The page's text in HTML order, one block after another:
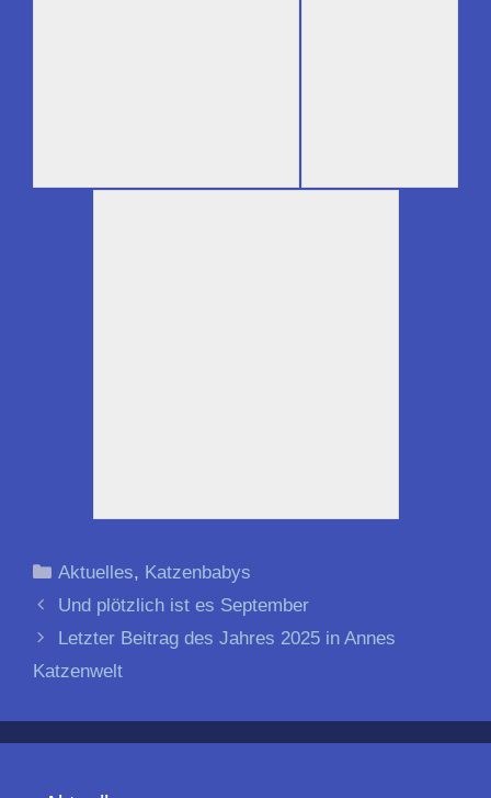
Kategorien
Aktuelles, Katzenbabys
Beitrags-
Navigation
Und plötzlich ist es September
Letzter Beitrag des Jahres 2025 in Annes
Katzenwelt